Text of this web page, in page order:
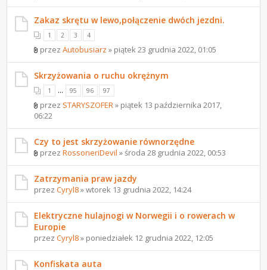
Zakaz skrętu w lewo,połączenie dwóch jezdni.
1 2 3 4
przezAutobusiarz » piątek 23 grudnia 2022, 01:05
Skrzyżowania o ruchu okrężnym
1 ... 95 96 97
przez STARYSZOFER » piątek 13 października 2017,
06:22
Czy to jest skrzyżowanie równorzędne
przezRossoneriDevil » środa 28 grudnia 2022, 00:53
Zatrzymania praw jazdy
przezCyryl8» wtorek 13 grudnia 2022, 14:24
Elektryczne hulajnogi w Norwegii i o rowerach w
Europie
przezCyryl8» poniedziałek 12 grudnia 2022, 12:05
Konfiskata auta